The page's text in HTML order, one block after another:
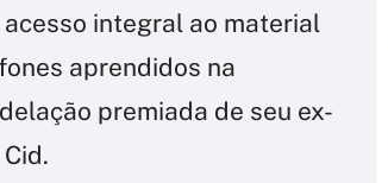
integral ao material
aprendidos na
premiada de seu ex-